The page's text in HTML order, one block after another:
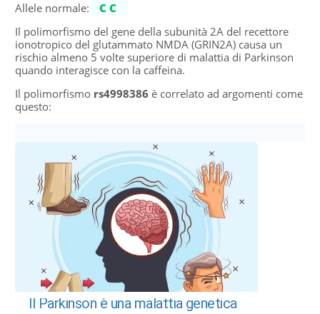
Allele normale:
CC
Il polimorfismo del gene della subunità 2A del recettore
ionotropico del glutammato NMDA (GRIN2A) causa un
rischio almeno 5 volte superiore di malattia di Parkinson
quando interagisce con la caffeina.
Il polimorfismo rs4998386 è correlato ad argomenti come
questo:
Il Parkinson è una malattia genetica